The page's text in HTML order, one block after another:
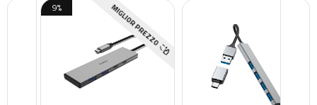
9% MIGLIOR PREZZO